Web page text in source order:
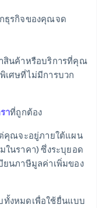
ธุรกิจของคุณจด
สินค้าหรือบริการที่คุณ
เศษที่ไม่มีการบวก
าที่ถูกต้อง
คุณจะอยู่ภายใต้แผน
นราคา) ซึ่งระบุยอด
ยนภาษีมูลค่าเพิ่มของ
ทั้งหมดเพื่อใช้ยื่นแบบ